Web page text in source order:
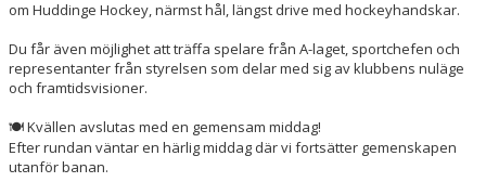
om Huddinge Hockey, närmst hål, längst drive med hockeyhandskar.
Du får även möjlighet att träffa spelare från A-laget, sportchefen och
representanter från styrelsen som delar med sig av klubbens nuläge
och framtidsvisioner.
🍽️ Kvällen avslutas med en gemensam middag!
Efter rundan väntar en härlig middag där vi fortsätter gemenskapen
utanför banan.